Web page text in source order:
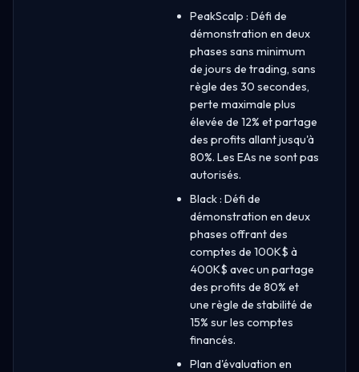
PeakScalp : Défi de
démonstration en deux
phases sans minimum
de jours de trading, sans
règle des 30 secondes,
perte maximale plus
élevée de 12% et partage
des profits allant jusqu'à
80%. Les EAs ne sont pas
autorisés.
Black : Défi de
démonstration en deux
phases offrant des
comptes de 100K$ à
400K$ avec un partage
des profits de 80% et
une règle de stabilité de
15% sur les comptes
financés.
Plan d'évaluation en